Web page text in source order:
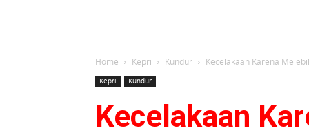
Home Kepri Kundur Kecelakaan Karena
Kepri Kundur
Kecelakaan